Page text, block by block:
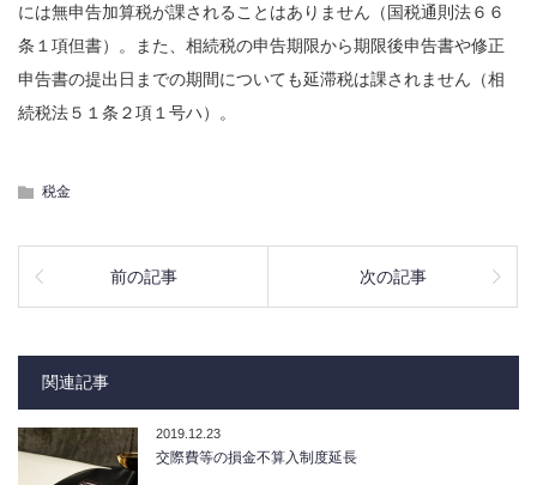
には無申告加算税が課されることはありません（国税通則法６６
条１項但書）。また、相続税の申告期限から期限後申告書や修正
申告書の提出日までの期間についても延滞税は課されません（相
続税法５１条２項１号ハ）。
税金
前の記事 次の記事
関連記事
2019.12.23
交際費等の損金不算入制度延長